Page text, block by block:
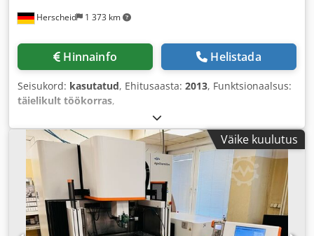
Herscheid 1 373 km
Hinnainfo Helistada
Seisukord: kasutatud, Ehitusaasta: 2013, Funktsionaalsus:
täielikult töökorras,
Väike kuulutus